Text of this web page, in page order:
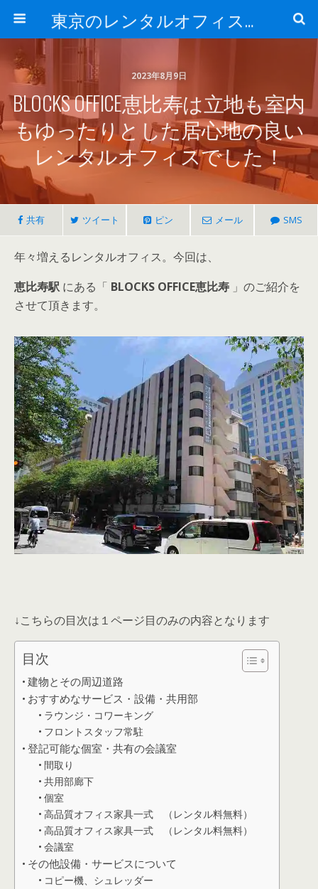
東京のレンタルオフィス、サービスオフィスの現地取材記事ブログ-ROjournal
2023年8月9日
BLOCKS OFFICE恵比寿は立地も室内
もゆったりとした居心地の良い
レンタルオフィスでした！
共有 ツイート ピン メール SMS
年々増えるレンタルオフィス。今回は、
恵比寿駅 にある「 BLOCKS OFFICE恵比寿 」のご紹介を
させて頂きます。
↓こちらの目次は１ページ目のみの内容となります
目次
建物とその周辺道路
おすすめなサービス・設備・共用部
ラウンジ・コワーキング
フロントスタッフ常駐
登記可能な個室・共有の会議室
間取り
共用部廊下
個室
高品質オフィス家具一式 （レンタル料無料）
高品質オフィス家具一式 （レンタル料無料）
会議室
その他設備・サービスについて
コピー機、シュレッダー